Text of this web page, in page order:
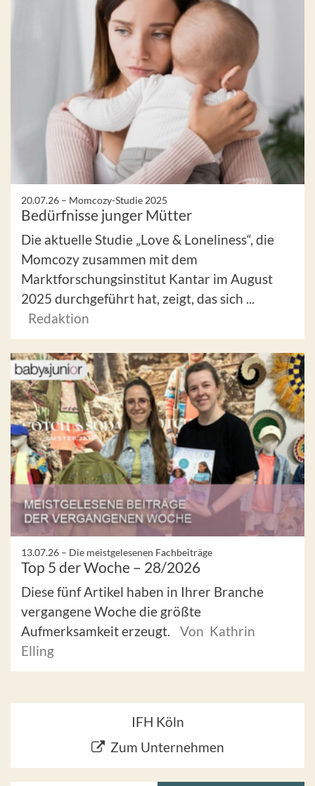
20.07.26 – Momcozy-Studie 2025
Bedürfnisse junger Mütter
Die aktuelle Studie „Love & Loneliness“, die
Momcozy zusammen mit dem
Marktforschungsinstitut Kantar im August
2025 durchgeführt hat, zeigt, das sich ...
Redaktion
13.07.26 – Die meistgelesenen Fachbeiträge
Top 5 der Woche – 28/2026
Diese fünf Artikel haben in Ihrer Branche
vergangene Woche die größte
Aufmerksamkeit erzeugt.
Von Kathrin
Elling
IFH Köln
Zum Unternehmen